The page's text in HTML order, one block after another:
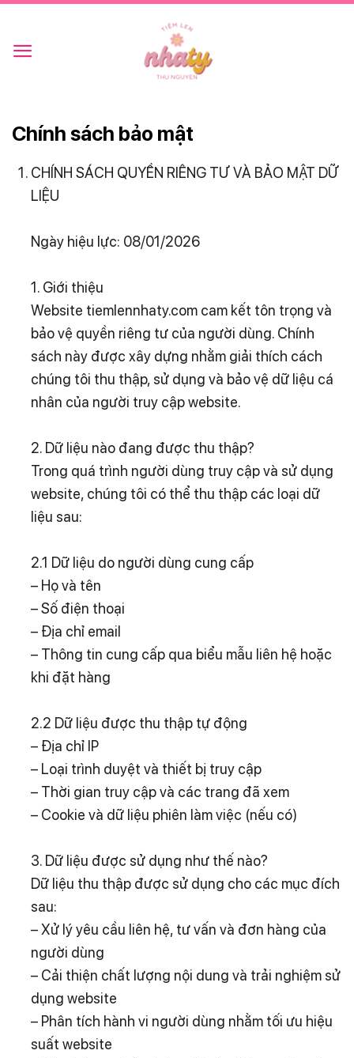
content
Chính sách bảo mật
CHÍNH SÁCH QUYỀN RIÊNG TƯ VÀ BẢO MẬT DỮ
LIỆU
Ngày hiệu lực: 08/01/2026
1. Giới thiệu
Website tiemlennhaty.com cam kết tôn trọng và
bảo vệ quyền riêng tư của người dùng. Chính
sách này được xây dựng nhằm giải thích cách
chúng tôi thu thập, sử dụng và bảo vệ dữ liệu cá
nhân của người truy cập website.
2. Dữ liệu nào đang được thu thập?
Trong quá trình người dùng truy cập và sử dụng
website, chúng tôi có thể thu thập các loại dữ
liệu sau:
2.1 Dữ liệu do người dùng cung cấp
– Họ và tên
– Số điện thoại
– Địa chỉ email
– Thông tin cung cấp qua biểu mẫu liên hệ hoặc
khi đặt hàng
2.2 Dữ liệu được thu thập tự động
– Địa chỉ IP
– Loại trình duyệt và thiết bị truy cập
– Thời gian truy cập và các trang đã xem
– Cookie và dữ liệu phiên làm việc (nếu có)
3. Dữ liệu được sử dụng như thế nào?
Dữ liệu thu thập được sử dụng cho các mục đích
sau:
– Xử lý yêu cầu liên hệ, tư vấn và đơn hàng của
người dùng
– Cải thiện chất lượng nội dung và trải nghiệm sử
dụng website
– Phân tích hành vi người dùng nhằm tối ưu hiệu
suất website